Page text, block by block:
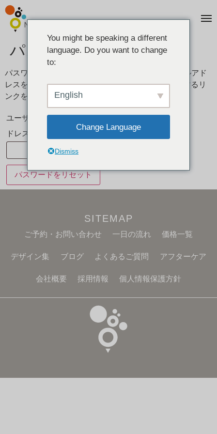
パスワードを忘れた場合
パスワードをお忘れですか ? ユーザー名またはメールアド
レスを入力してください。新しいパスワードを発行するリ
ンクを送信します。
ユーザー名またはメールア
ドレス
パスワードをリセット
SITEMAP
ご予約・お問い合わせ 一日の流れ 価格一覧
デザイン集 ブログ よくあるご質問 アフターケア
会社概要 採用情報 個人情報保護方針
You might be speaking a different
language. Do you want to change
to:
English
Change Language
Dismiss